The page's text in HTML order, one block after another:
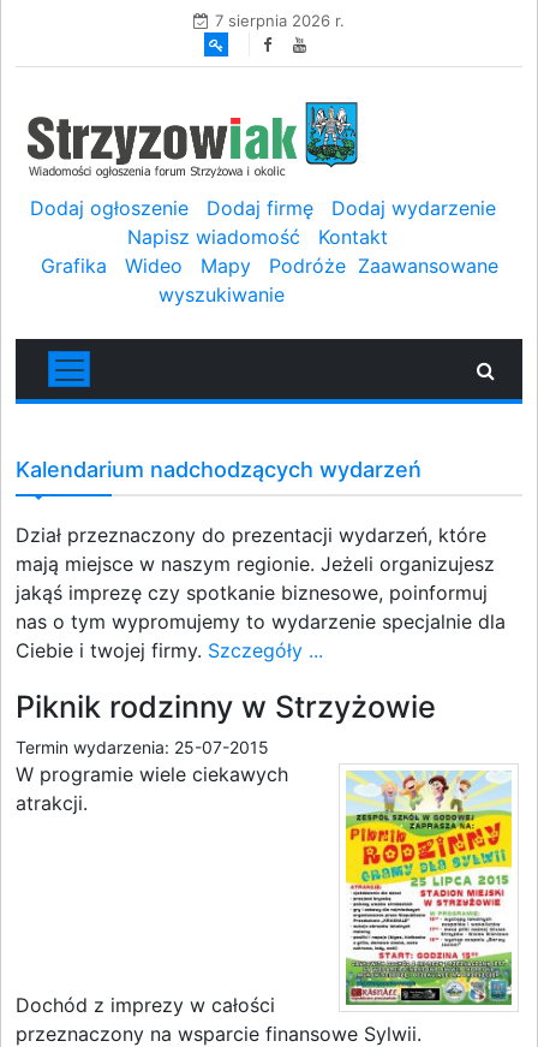
7 sierpnia 2026 r.
Dodaj ogłoszenie Dodaj firmę
Dodaj wydarzenie
Napisz wiadomość
Kontakt
Grafika
Wideo Mapy Podróże Zaawansowane
wyszukiwanie
Kalendarium nadchodzących wydarzeń
Dział przeznaczony do prezentacji wydarzeń, które
mają miejsce w naszym regionie. Jeżeli organizujesz
jakąś imprezę czy spotkanie biznesowe, poinformuj
nas o tym wypromujemy to wydarzenie specjalnie dla
Ciebie i twojej firmy. Szczegóły ...
Piknik rodzinny w Strzyżowie
Termin wydarzenia: 25-07-2015
W programie wiele ciekawych
atrakcji.
Dochód z imprezy w całości
przeznaczony na wsparcie finansowe Sylwii.